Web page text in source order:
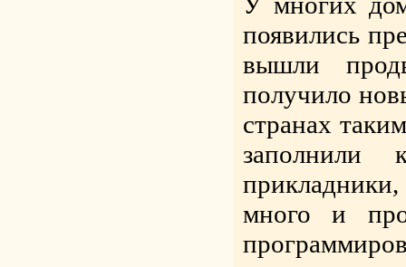
появились
вышли
получило
странах
заполнили
много и